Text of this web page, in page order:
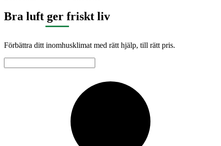
Bra luft ger friskt liv
Förbättra ditt inomhusklimat med rätt hjälp, till rätt pris.